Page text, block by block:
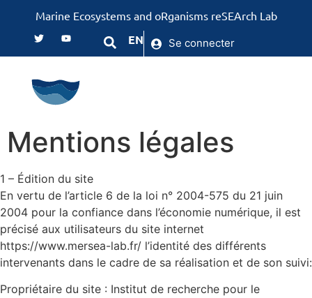
Marine Ecosystems and oRganisms reSEArch Lab
EN Se connecter
Mentions légales
1 – Édition du site
En vertu de l’article 6 de la loi n° 2004-575 du 21 juin
2004 pour la confiance dans l’économie numérique, il est
précisé aux utilisateurs du site internet
https://www.mersea-lab.fr/ l’identité des différents
intervenants dans le cadre de sa réalisation et de son suivi:
Propriétaire du site : Institut de recherche pour le